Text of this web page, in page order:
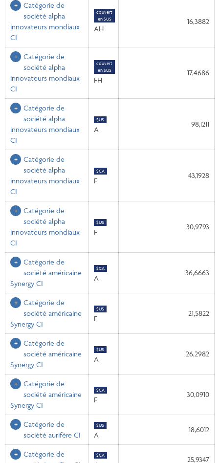
Catégorie de
société alpha
innovateurs mondiaux
CI
couvert
en $US
AH
16,3882
Catégorie de
société alpha
innovateurs mondiaux
CI
couvert
en $US
FH
17,4686
Catégorie de
société alpha
innovateurs mondiaux
CI
$US
A
98,1211
Catégorie de
société alpha
innovateurs mondiaux
CI
$CA
F
43,1928
Catégorie de
société alpha
innovateurs mondiaux
CI
$US
F
30,9793
Catégorie de
société américaine
Synergy CI
$CA
A
36,6663
Catégorie de
société américaine
Synergy CI
$US
F
21,5822
Catégorie de
société américaine
Synergy CI
$US
A
26,2982
Catégorie de
société américaine
Synergy CI
$CA
F
30,0910
Catégorie de
société aurifère CI
$US
A
18,6012
Catégorie de
$CA 25,9347